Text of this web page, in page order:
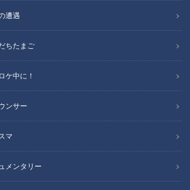
遭遇
ちたまご
ケ中に！
ンサー
マ
メンタリー
セル！ゲンキの時間
セル！ゲンキの時間」アーカイブ
ト：藤井サチ
：中村昌也
立大学附属病院 消化器内科 医学博士 日暮琢
の治りが遅い」「風邪をひきやすい」な
感じていませんか？もしかしたらその不調